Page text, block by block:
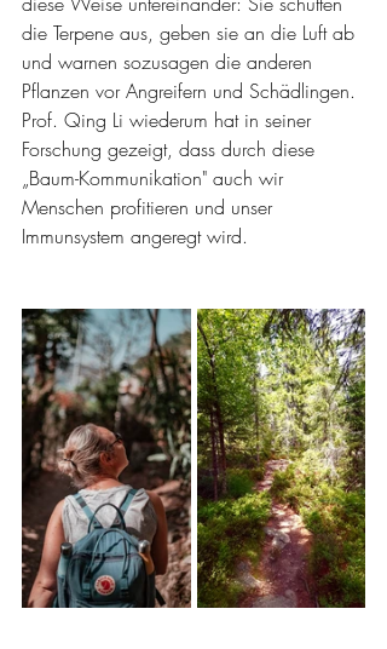
die Terpene aus, geben sie an die Luft ab
und warnen sozusagen die anderen
Pflanzen vor Angreifern und Schädlingen.
Prof. Qing Li wiederum hat in seiner
Forschung gezeigt, dass durch diese
„Baum-Kommunikation" auch wir
Menschen profitieren und unser
Immunsystem angeregt wird.